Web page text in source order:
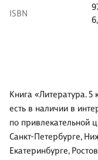
ISBN
6,
Книга «Литература. 5
есть в наличии в
по привлекательной
Санкт-Петербурге,
Екатеринбурге,